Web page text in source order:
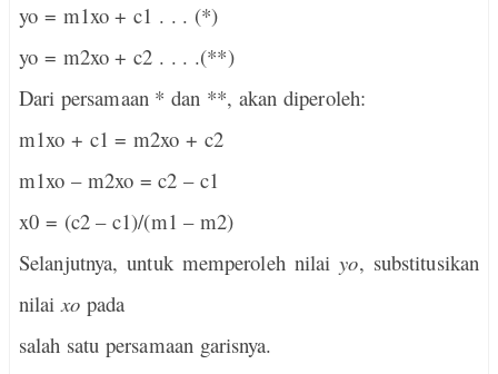
yo = m1xo + c1 . . . (*)
yo = m2xo + c2 . . . .(**)
Dari persamaan * dan **, akan diperoleh:
m1xo + c1 = m2xo + c2
m1xo – m2xo = c2 – c1
x0 = (c2 – c1)/(m1 – m2)
Selanjutnya, untuk memperoleh nilaiyo, substitusikan
nilaixo pada
salah satu persamaan garisnya.